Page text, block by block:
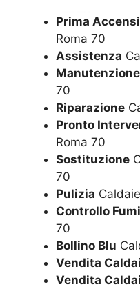
Prima
Roma 70
Assistenza
Manutenzione
70
Riparazione
Pronto
Roma 70
Sostituzione
70
Pulizia
Controllo Fumi
70
Bollino Blu
Vendita
Vendita